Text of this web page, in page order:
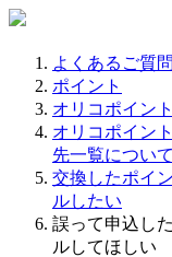
よくあるご質問
ポイント
オリコポイン
オリコポイン
先一覧について
交換したポイ
ルしたい
誤って申込し
ルしてほしい